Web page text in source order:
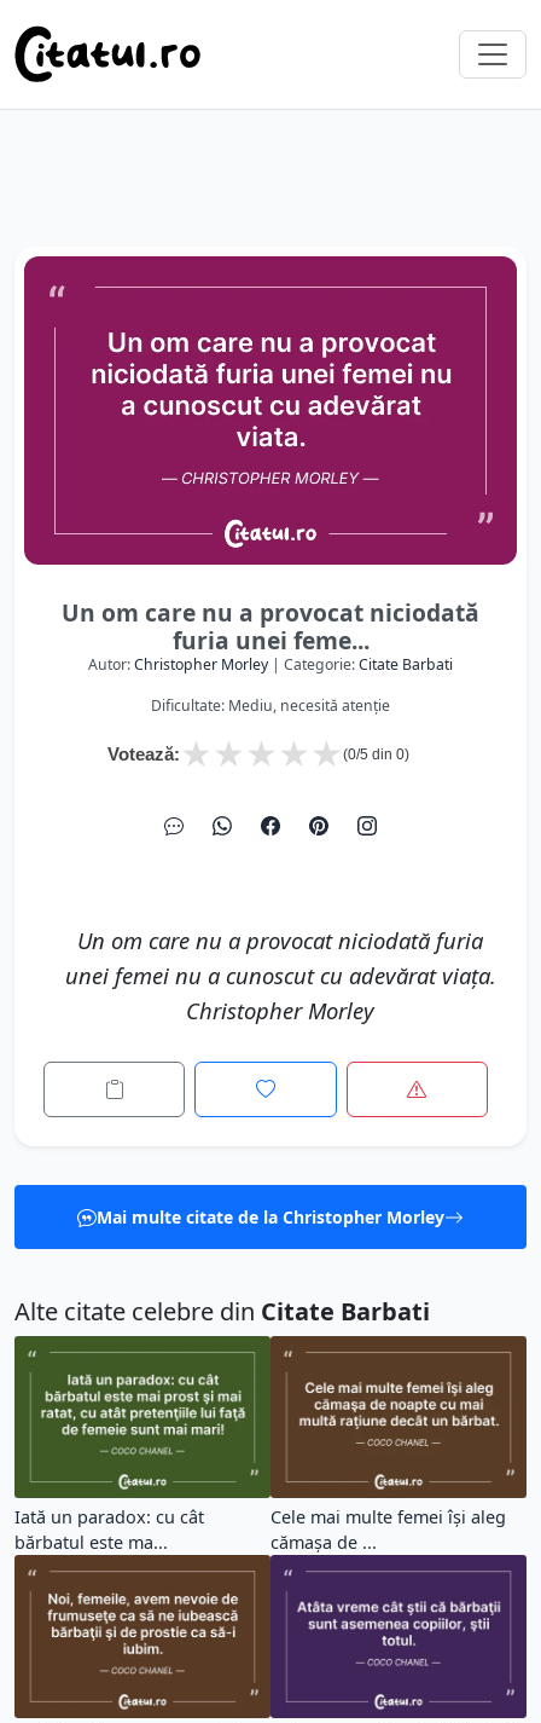
Un om care nu a provocat niciodată
furia unei feme...
Autor:Christopher Morley | Categorie:Citate Barbati
Dificultate: Mediu, necesită atenție
Votează: ★
★
★
★
★ (0/5 din 0)
Un om care nu a provocat niciodată furia
unei femei nu a cunoscut cu adevărat viața.
Christopher Morley
Mai multe citate de la Christopher Morley
Alte citate celebre din Citate Barbati
Iată un paradox: cu cât
bărbatul este ma...
Cele mai multe femei îşi aleg
cămaşa de ...